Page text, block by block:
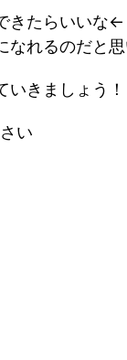
きたらいいな
れるのだと思
きましょう！
い